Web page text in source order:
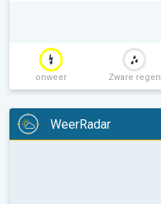
onweer Zware regen
WeerRadar